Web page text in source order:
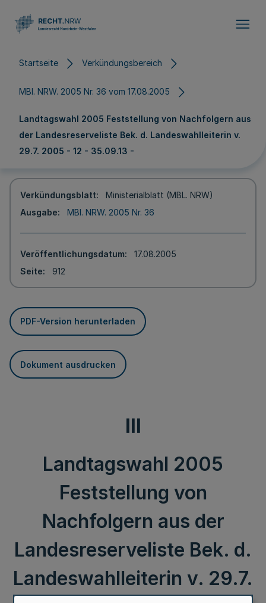
Startseite Verkündungsbereich
MBl. NRW. 2005 Nr. 36 vom 17.08.2005
Landtagswahl 2005 Feststellung von Nachfolgern aus
der Landesreserveliste Bek. d. Landeswahlleiterin v.
29.7. 2005 - 12 - 35.09.13 -
Verkündungsblatt
Ministerialblatt (MBL. NRW)
Ausgabe
MBl. NRW. 2005 Nr. 36
Veröffentlichungsdatum
17.08.2005
Seite
912
PDF-Version herunterladen
Dokument ausdrucken
III
Landtagswahl 2005
Feststellung von
Nachfolgern aus der
Landesreserveliste Bek. d.
Landeswahlleiterin v. 29.7.